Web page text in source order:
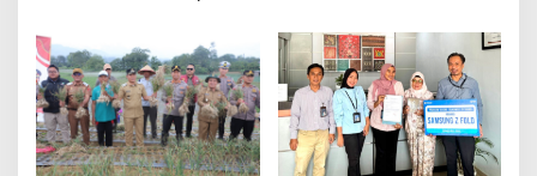
Selatan
Beralih